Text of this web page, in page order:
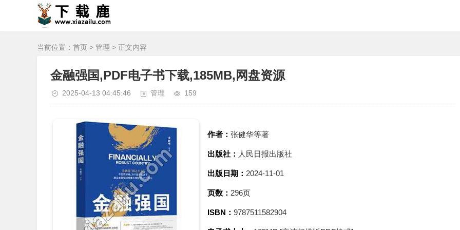
当前位置： 首页 > 管理 > 正文内容
金融强国,PDF电子书下载,185MB,网盘资源
2025-04-13 04:45:46 管理 159
作者： 张健华等著
出版社： 人民日报出版社
出版日期： 2024-11-01
页数： 296页
ISBN： 9787511582904